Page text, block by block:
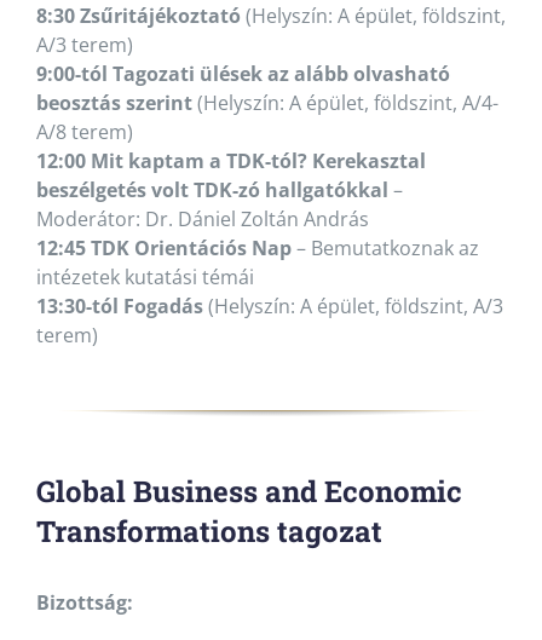
8:30 Zsűritájékoztató (Helyszín: A épület, földszint,
A/3 terem)
9:00-tól Tagozati ülések az alább olvasható
beosztás szerint(Helyszín: A épület, földszint, A/4-
A/8 terem)
12:00 Mit kaptam a TDK-tól? Kerekasztal
beszélgetés volt TDK-zó hallgatókkal –
Moderátor: Dr. Dániel Zoltán András
12:45 TDK Orientációs Nap– Bemutatkoznak az
intézetek kutatási témái
13:30-tól Fogadás(Helyszín: A épület, földszint, A/3
terem)
Global Business and Economic
Transformations tagozat
Bizottság: